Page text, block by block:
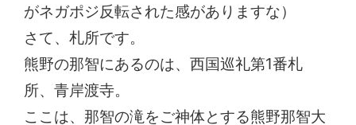
がネガポジ反転された感がありますな）
さて、札所です。
熊野の那智にあるのは、西国巡礼第1番札
所、青岸渡寺。
ここは、那智の滝をご神体とする熊野那智大